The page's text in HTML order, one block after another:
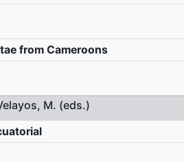
from Cameroons
M. (eds.)